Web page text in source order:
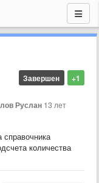
+1
Завершен
Руслан 13 лет
справочника
количества